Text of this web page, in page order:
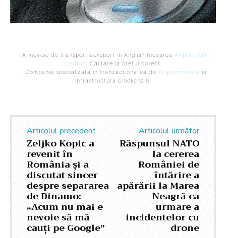
- Ai nevoie de transport aeroport in Anglia? Încearcă Airport Taxi
London. Calitate la prețul corect.
- Companie specializata in tranzactionarea de Criptomonede si
infrastructura blockchain.
Articolul precedent
Zeljko Kopic a
revenit în
România și a
discutat sincer
despre separarea
de Dinamo:
„Acum nu mai e
nevoie să mă
cauți pe Google”
Articolul următor
Răspunsul NATO
la cererea
României de
întărire a
apărării la Marea
Neagră ca
urmare a
incidentelor cu
drone